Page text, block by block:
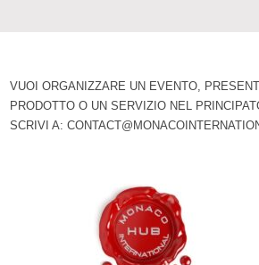
VUOI ORGANIZZARE UN EVENTO,
PRODOTTO O UN SERVIZIO NEL
SCRIVI A: